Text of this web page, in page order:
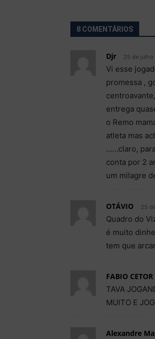
8 COMENTÁRIOS
Djr 25 de
Vi esse
promessa ,
entrega
o Remo
atleta mas
……claro,
conta por 2
um milagre
OTÁVIO 25
Quadro do
é muito
tem que
FABIO CETOR
TAVA
MUITO E
Alexandre